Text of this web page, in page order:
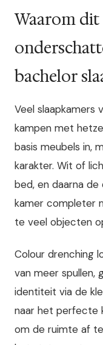
Waarom dit
bachelor
Veel slaapkamers
kampen met
basis meubels in,
karakter. Wit of
bed, en daarna
kamer completer
te veel objecten
Colour drenching
van meer spullen,
identiteit via de
naar het perfecte
om de ruimte af